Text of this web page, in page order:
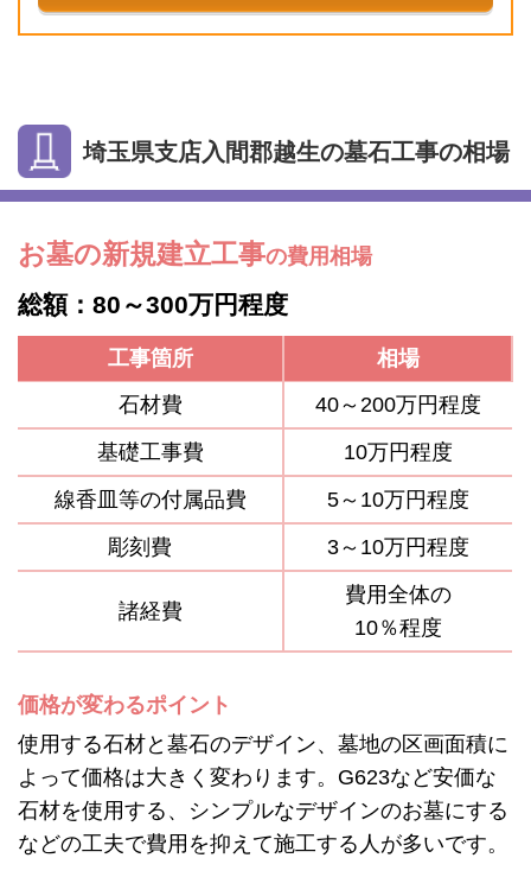
埼玉県支店入間郡越生の墓石工事の相場
お墓の新規建立工事の費用相場
総額：80～300万円程度
工事箇所
相場
石材費
40～200万円程度
基礎工事費
10万円程度
線香皿等の付属品費
5～10万円程度
彫刻費
3～10万円程度
諸経費
費用全体の
10％程度
価格が変わるポイント
使用する石材と墓石のデザイン、墓地の区画面積に
よって価格は大きく変わります。G623など安価な
石材を使用する、シンプルなデザインのお墓にする
などの工夫で費用を抑えて施工する人が多いです。